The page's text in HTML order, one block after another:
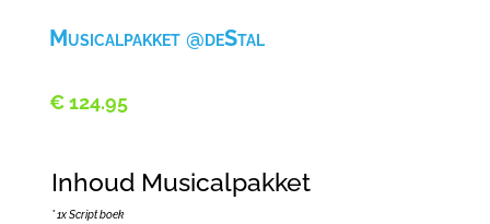
Musicalpakket @deStal
€124.95
Inhoud Musicalpakket
* 1x Script boek